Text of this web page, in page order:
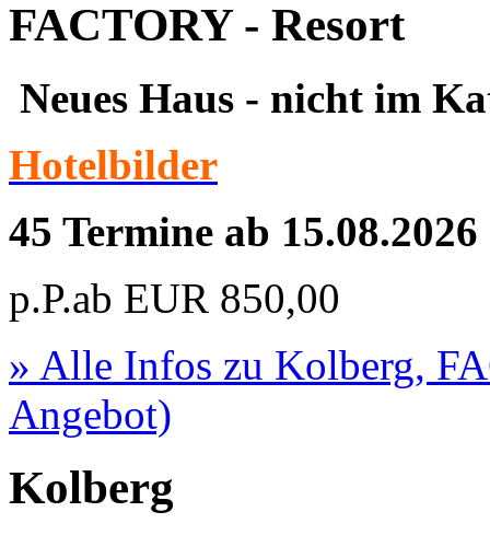
FACTORY - Resort
Neues Haus - nicht im
Hotelbilder
45 Termine ab 15.08.2026
p.P.ab EUR 850,00
» Alle Infos zu Kolberg,
Angebot)
Kolberg